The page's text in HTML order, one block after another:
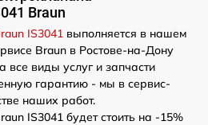
Braun
IS3041 выполняется в нашем
Braun в Ростове-на-Дону
виды услуг и запчасти
гарантию - мы в сервис-
наших работ.
IS3041 будет стоить на -15%